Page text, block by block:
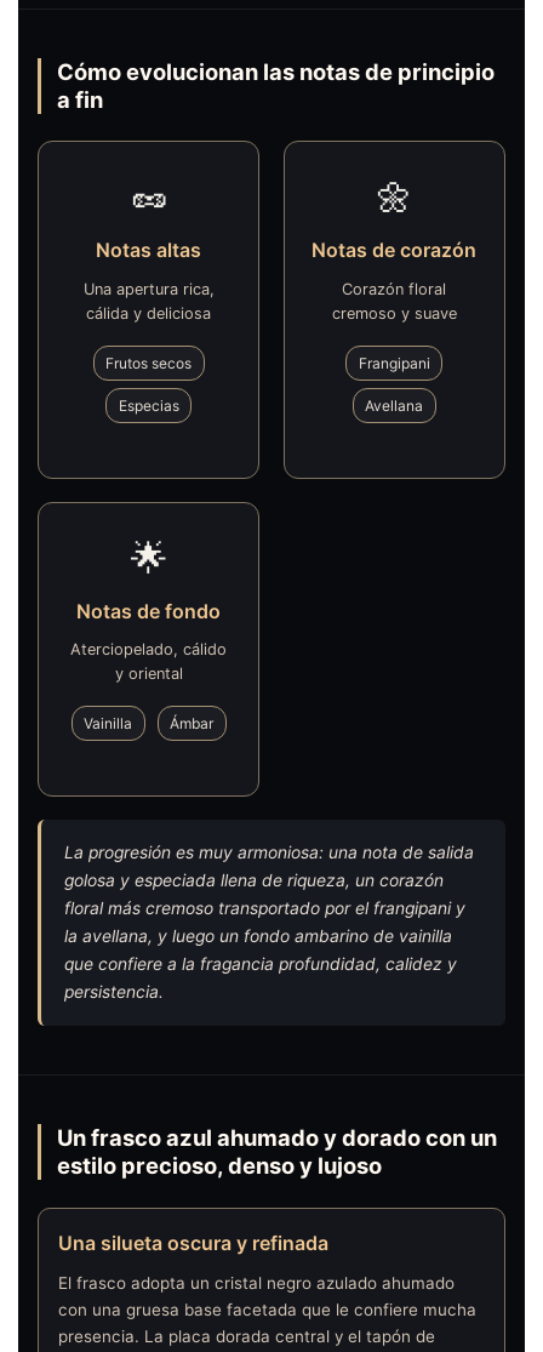
Cómo evolucionan las notas de principio
a fin
🥜
Notas altas
Una apertura rica,
cálida y deliciosa
Frutos secos
Especias
🌼
Notas de corazón
Corazón floral
cremoso y suave
Frangipani
Avellana
🌟
Notas de fondo
Aterciopelado, cálido
y oriental
Vainilla Ámbar
La progresión es muy armoniosa: una nota de salida
golosa y especiada llena de riqueza, un corazón
floral más cremoso transportado por el frangipani y
la avellana, y luego un fondo ambarino de vainilla
que confiere a la fragancia profundidad, calidez y
persistencia.
Un frasco azul ahumado y dorado con un
estilo precioso, denso y lujoso
Una silueta oscura y refinada
El frasco adopta un cristal negro azulado ahumado
con una gruesa base facetada que le confiere mucha
presencia. La placa dorada central y el tapón de